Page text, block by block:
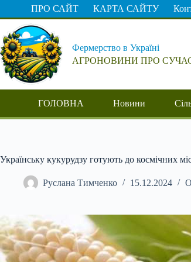
Перейти
вмісту
ПРО САЙТ КАРТА САЙТУ
Фермерство в Україні
АГРОНОВИНИ ПРО
ГОЛОВНА Новини
Українську кукурудзу готують до космічних
Руслана Тимченко 15.12.2024